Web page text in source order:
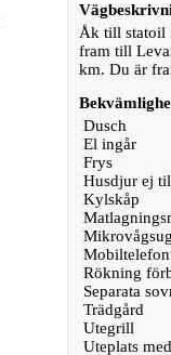
Åk till statoil
fram till
km. Du är
Dusch
El ingår
Frys
Husdjur ej
Kylskåp
Rökning
Separata
Trädgård
Utegrill
Uteplats